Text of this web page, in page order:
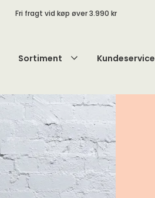
Fri fragt vid køp øver 3.990 kr
Sortiment Kundeservice